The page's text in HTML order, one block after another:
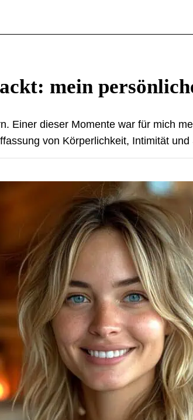
mein
Einer dieser Momente war für mich
von Körperlichkeit, Intimität